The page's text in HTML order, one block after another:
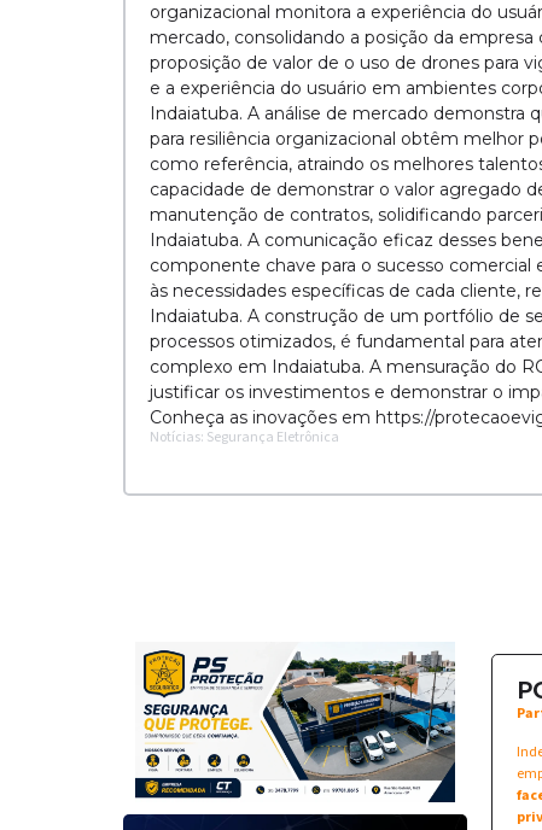
organizacional monitora a experiência do
mercado, consolidando a posição da
proposição de valor de o uso de drones para
e a experiência do usuário em ambientes
Indaiatuba. A análise de mercado demonstra
para resiliência organizacional obtêm
como referência, atraindo os melhores
capacidade de demonstrar o valor agregado
manutenção de contratos, solidificando
Indaiatuba. A comunicação eficaz desses
componente chave para o sucesso comercial
às necessidades específicas de cada cliente,
Indaiatuba. A construção de um portfólio de
processos otimizados, é fundamental para
complexo em Indaiatuba. A mensuração do
justificar os investimentos e demonstrar o
Conheça as inovações em https://
Notícias: Segurança Eletrônica